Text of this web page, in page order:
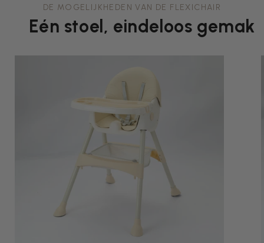
DE MOGELIJKHEDEN VAN DE FLEXICHAIR
Eén stoel, eindeloos gemak